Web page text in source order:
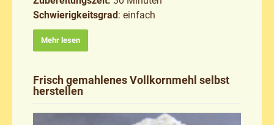
Schwierigkeitsgrad : einfach
Mehr lesen
Frisch gemahlenes Vollkornmehl selbst
herstellen